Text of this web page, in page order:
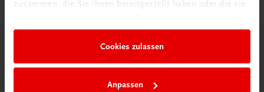
zusammen, die Sie ihnen bereitgestellt haben oder die sie
Cookies zulassen
Anpassen
Herzlich willkommen bei TRAUNER!